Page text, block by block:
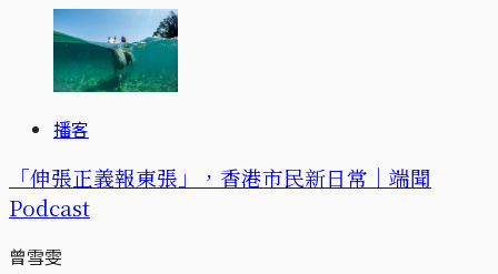
播客
「伸張正義報東張」，香港市民新日常｜端聞
Podcast
曾雪雯